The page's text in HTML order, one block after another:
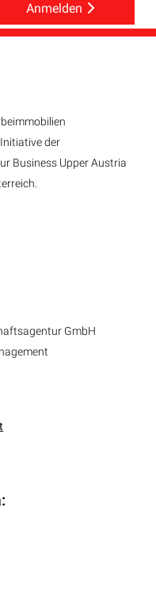
Anmelden
der
Business Upper Austria
GmbH